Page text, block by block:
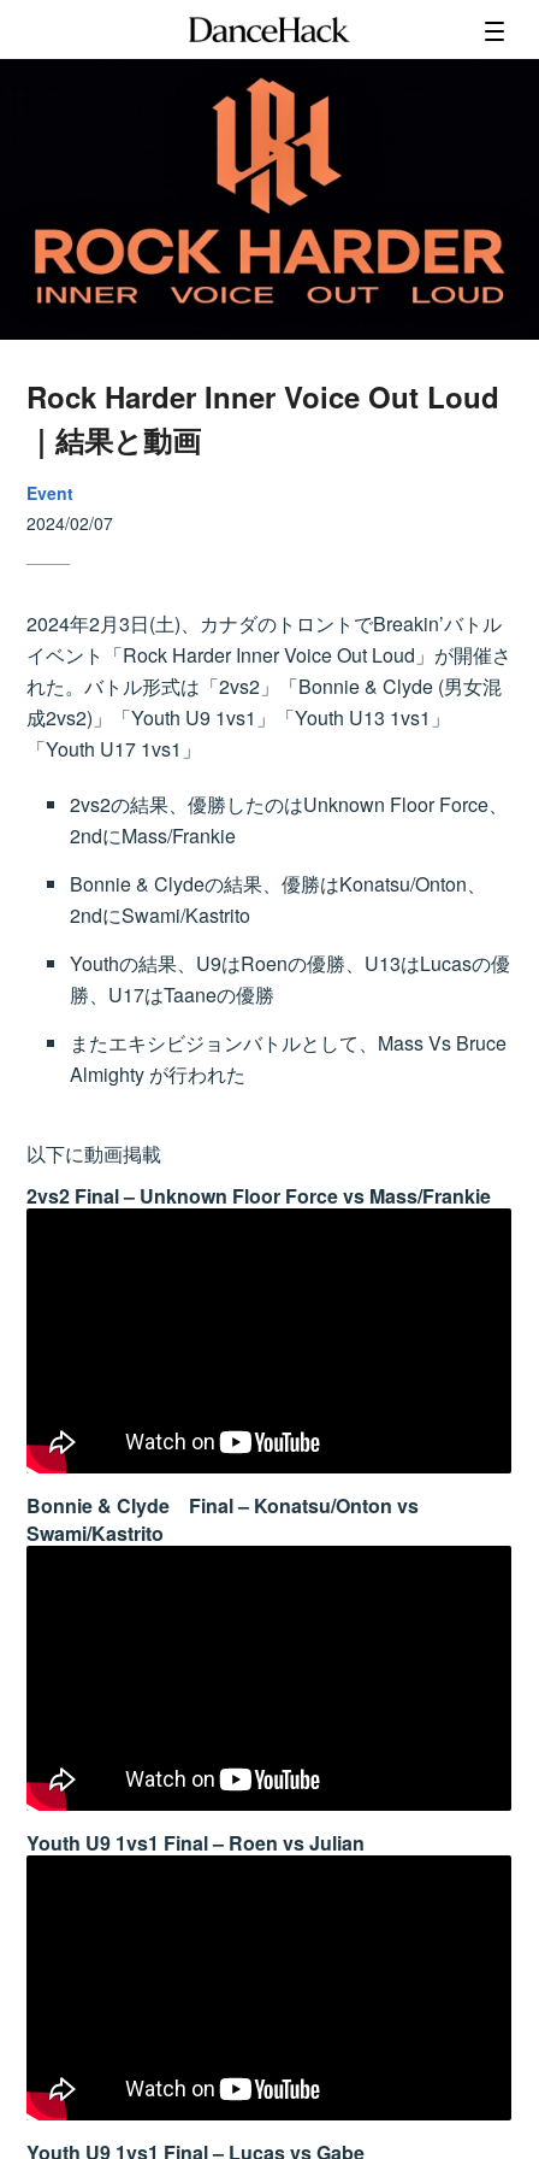
Rock Harder Inner Voice Out Loud
｜結果と動画
Event
2024/02/07
2024年2月3日(土)、カナダのトロントでBreakin’バトル
イベント「Rock Harder Inner Voice Out Loud」が開催さ
れた。バトル形式は「2vs2」「Bonnie & Clyde (男女混
成2vs2)」「Youth U9 1vs1」「Youth U13 1vs1」
「Youth U17 1vs1」
2vs2の結果、優勝したのはUnknown Floor Force、
2ndにMass/Frankie
Bonnie & Clydeの結果、優勝はKonatsu/Onton、
2ndにSwami/Kastrito
Youthの結果、U9はRoenの優勝、U13はLucasの優
勝、U17はTaaneの優勝
またエキシビジョンバトルとして、Mass Vs Bruce
Almighty が行われた
以下に動画掲載
2vs2 Final – Unknown Floor Force vs Mass/Frankie
Bonnie & Clyde Final – Konatsu/Onton vs
Swami/Kastrito
Youth U9 1vs1 Final – Roen vs Julian
Youth U9 1vs1 Final – Lucas vs Gabe